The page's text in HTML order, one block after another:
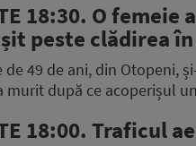
18:30. O
peste clădirea
de 49 de ani, din Otopeni,
murit după ce acoperișul
18:00. Traficul